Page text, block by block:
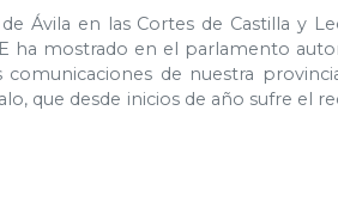
Ávila en las Cortes de Castilla y
ha mostrado en el parlamento
de nuestra
que desde inicios de año sufre el